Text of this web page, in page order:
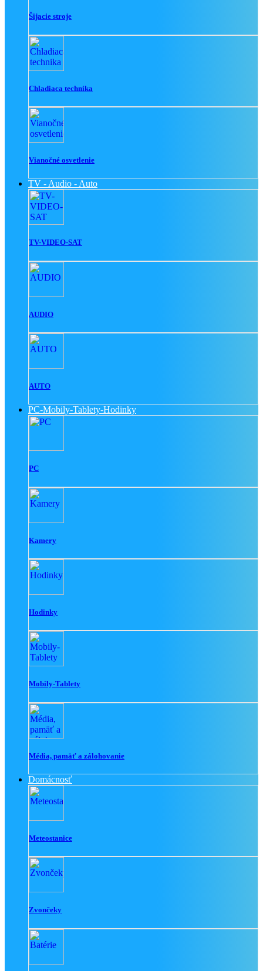
Šijacie stroje
Chladiaca technika
Vianočné osvetlenie
TV - Audio - Auto
TV-VIDEO-SAT
AUDIO
AUTO
PC-Mobily-Tablety-Hodinky
PC
Kamery
Hodinky
Mobily-Tablety
Média, pamäť a zálohovanie
Domácnosť
Meteostanice
Zvončeky